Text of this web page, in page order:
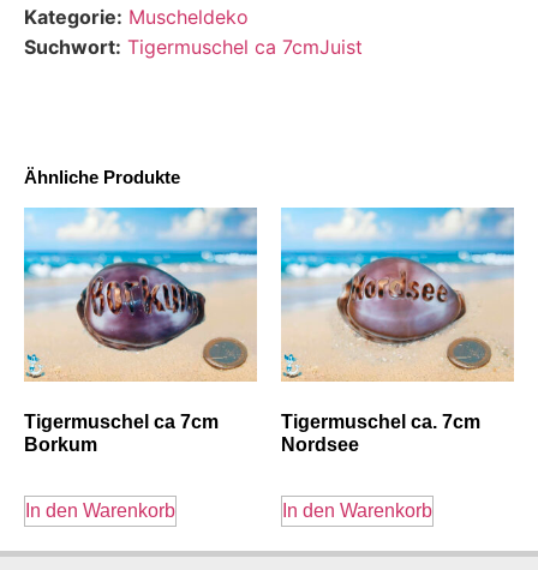
Kategorie: Muscheldeko
Suchwort: Tigermuschel ca 7cmJuist
Ähnliche Produkte
Tigermuschel ca 7cm
Borkum
In den Warenkorb
Tigermuschel ca. 7cm
Nordsee
In den Warenkorb